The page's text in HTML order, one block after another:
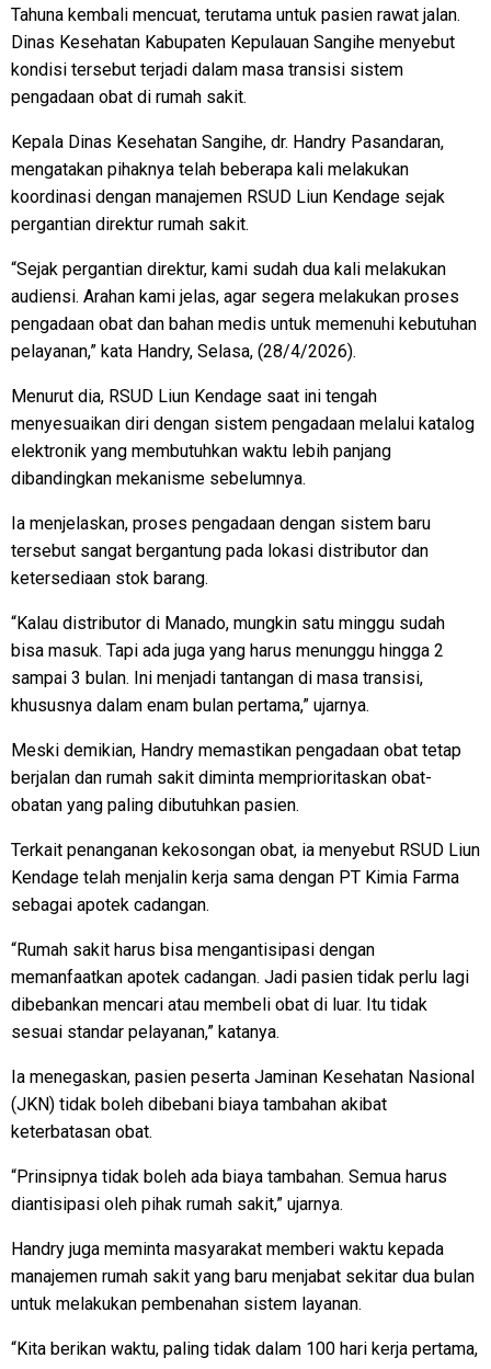
Tahuna kembali mencuat, terutama untuk pasien rawat jalan.
Dinas Kesehatan Kabupaten Kepulauan Sangihe menyebut
kondisi tersebut terjadi dalam masa transisi sistem
pengadaan obat di rumah sakit.
Kepala Dinas Kesehatan Sangihe, dr. Handry Pasandaran,
mengatakan pihaknya telah beberapa kali melakukan
koordinasi dengan manajemen RSUD Liun Kendage sejak
pergantian direktur rumah sakit.
“Sejak pergantian direktur, kami sudah dua kali melakukan
audiensi. Arahan kami jelas, agar segera melakukan proses
pengadaan obat dan bahan medis untuk memenuhi kebutuhan
pelayanan,” kata Handry, Selasa, (28/4/2026).
Menurut dia, RSUD Liun Kendage saat ini tengah
menyesuaikan diri dengan sistem pengadaan melalui katalog
elektronik yang membutuhkan waktu lebih panjang
dibandingkan mekanisme sebelumnya.
Ia menjelaskan, proses pengadaan dengan sistem baru
tersebut sangat bergantung pada lokasi distributor dan
ketersediaan stok barang.
“Kalau distributor di Manado, mungkin satu minggu sudah
bisa masuk. Tapi ada juga yang harus menunggu hingga 2
sampai 3 bulan. Ini menjadi tantangan di masa transisi,
khususnya dalam enam bulan pertama,” ujarnya.
Meski demikian, Handry memastikan pengadaan obat tetap
berjalan dan rumah sakit diminta memprioritaskan obat-
obatan yang paling dibutuhkan pasien.
Terkait penanganan kekosongan obat, ia menyebut RSUD Liun
Kendage telah menjalin kerja sama dengan PT Kimia Farma
sebagai apotek cadangan.
“Rumah sakit harus bisa mengantisipasi dengan
memanfaatkan apotek cadangan. Jadi pasien tidak perlu lagi
dibebankan mencari atau membeli obat di luar. Itu tidak
sesuai standar pelayanan,” katanya.
Ia menegaskan, pasien peserta Jaminan Kesehatan Nasional
(JKN) tidak boleh dibebani biaya tambahan akibat
keterbatasan obat.
“Prinsipnya tidak boleh ada biaya tambahan. Semua harus
diantisipasi oleh pihak rumah sakit,” ujarnya.
Handry juga meminta masyarakat memberi waktu kepada
manajemen rumah sakit yang baru menjabat sekitar dua bulan
untuk melakukan pembenahan sistem layanan.
“Kita berikan waktu, paling tidak dalam 100 hari kerja pertama,